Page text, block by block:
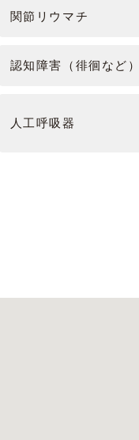
関節リウマチ
認知障害（徘徊など）
人工呼吸器